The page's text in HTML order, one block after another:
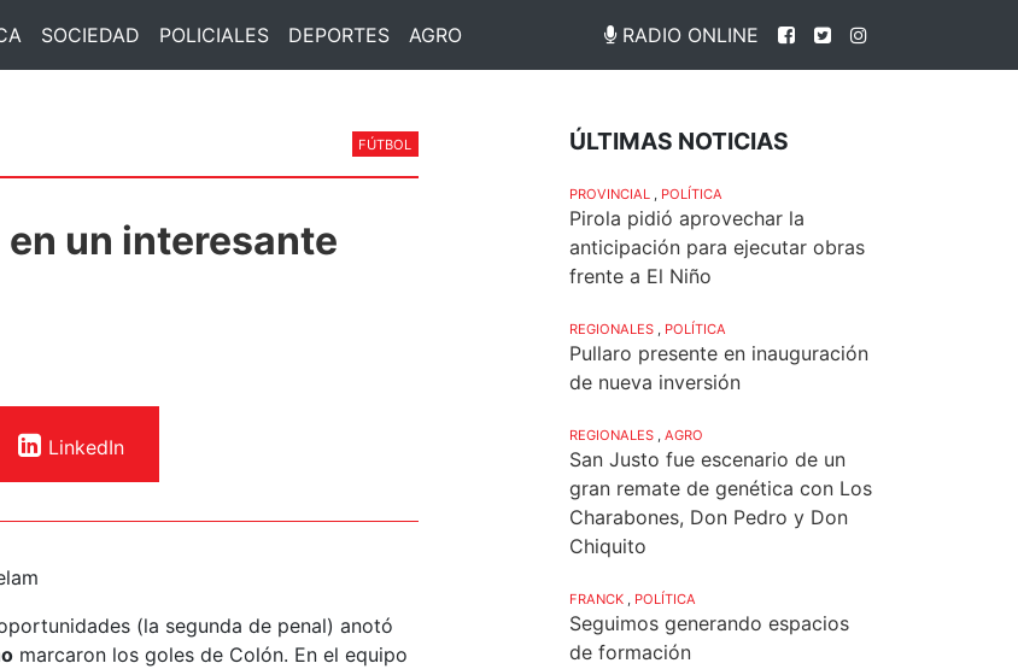
SOCIEDAD POLICIALES DEPORTES AGRO RADIO ONLINE
FÚTBOL
un interesante
LinkedIn
(la segunda de penal) anotó
marcaron los goles de Colón. En el equipo
ÚLTIMAS NOTICIAS
PROVINCIAL POLÍTICA
Pirola pidió aprovechar la
anticipación para ejecutar obras
frente a El Niño
REGIONALES POLÍTICA
Pullaro presente en inauguración
de nueva inversión
REGIONALES AGRO
San Justo fue escenario de un
gran remate de genética con Los
Charabones, Don Pedro y Don
Chiquito
FRANCK POLÍTICA
Seguimos generando espacios
de formación